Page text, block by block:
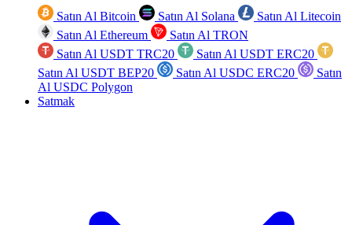
Satın Al Bitcoin Satın Al Solana
Satın Al Litecoin
Satın Al Ethereum
Satın Al TRON
Satın Al USDT TRC20
Satın Al USDT ERC20
Satın Al USDT BEP20
Satın Al USDC ERC20
Satın
Al USDC Polygon
Satmak